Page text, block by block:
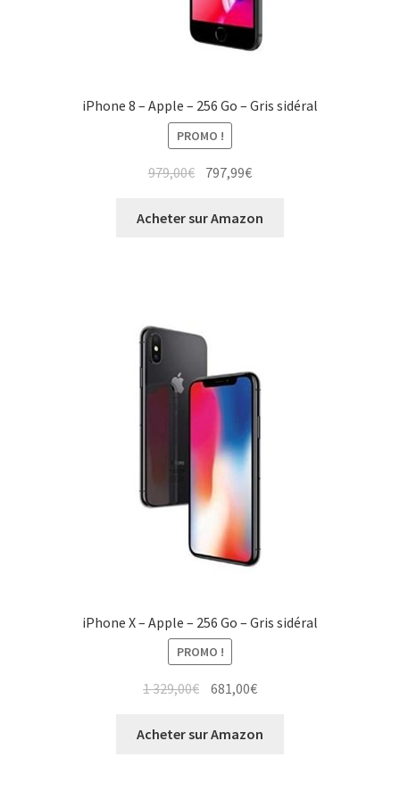
iPhone 8 – Apple – 256 Go – Gris sidéral
PROMO !
979,00€ 797,99€
Acheter sur Amazon
iPhone X – Apple – 256 Go – Gris sidéral
PROMO !
1 329,00€ 681,00€
Acheter sur Amazon